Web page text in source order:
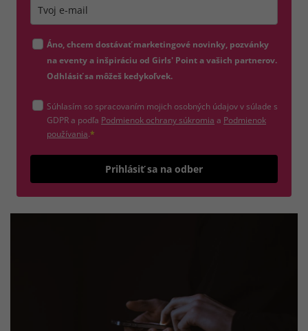
Áno, chcem dostávať marketingové novinky, pozvánky
na eventy a inšpiráciu od Girls' Point a vašich partnerov.
Odhlásiť sa môžeš kedykoľvek.
Súhlasím so spracovaním mojich osobných údajov v súlade s
GDPR a podľa Podmienok ochrany súkromia (otvorí sa v novom okne)
a Podmienok
používania(otvorí sa v novom okne)
.*
Prihlásiť sa na odber